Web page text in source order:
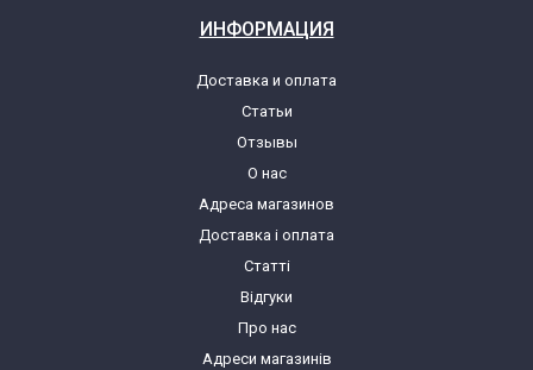
Indesit BA67TX/1EU (80152230100)
Indesit BA68TX/1GR (80152210000)
ИНФОРМАЦИЯ
Доставка и оплата
Статьи
Отзывы
О нас
Адреса магазинов
Доставка і оплата
Статті
Відгуки
Про нас
Адреси магазинів